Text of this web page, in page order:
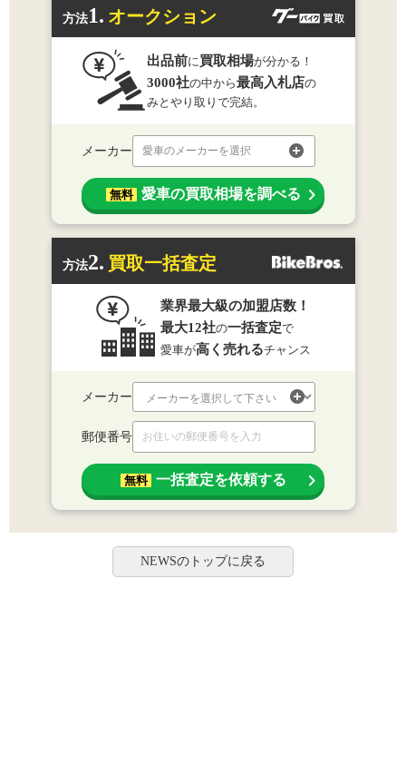
方法1. オークション
出品前に買取相場が分かる！
3000社の中から最高入札店の
みとやり取りで完結。
メーカー 愛車のメーカーを選択
無料 愛車の買取相場を調べる
方法2. 買取一括査定
業界最大級の加盟店数！
最大12社の一括査定で
愛車が高く売れるチャンス
メーカー
郵便番号
無料 一括査定を依頼する
NEWSのトップに戻る